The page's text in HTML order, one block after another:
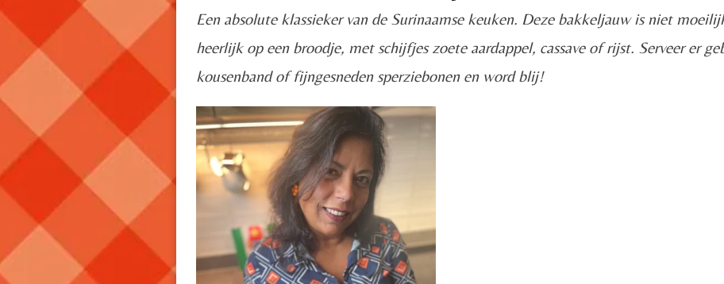
Een absolute klassieker van de Surinaamse keuken. Deze bakkeljauw is niet
heerlijk op een broodje, met schijfjes zoete aardappel, cassave of rijst. Serveer er
kousenband of fijngesneden sperziebonen en word blij!